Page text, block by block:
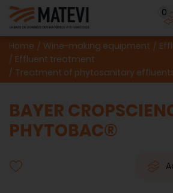
0
Home Wine-making equipment
Effluent treatment
Treatment of phytosanitary
BAYER
PHYTOBAC®